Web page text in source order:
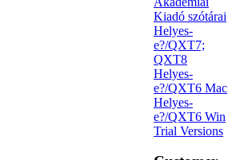
Kiadó szótárai
Helyes-
e?/QXT7;
QXT8
Helyes-
e?/QXT6 Mac
Helyes-
e?/QXT6 Win
Trial Versions